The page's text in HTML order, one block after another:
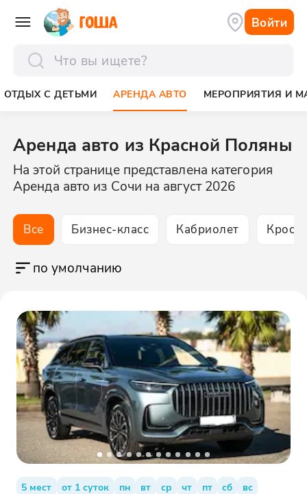
Войти
ОТДЫХ С ДЕТЬМИ АРЕНДА АВТО МЕРОПРИЯТИЯ И
Аренда авто из Красной Поляны
На этой странице представлена категория
Аренда авто из Сочи на август 2026
Все Бизнес-класс Кабриолет
по умолчанию
5 мест от 1 суток пн вт ср чт пт сб вс